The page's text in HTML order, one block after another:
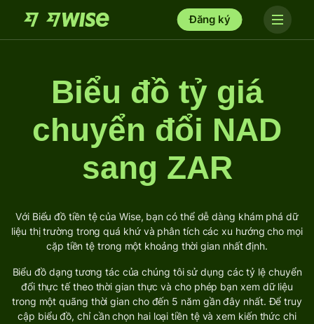
Đăng ký
Biểu đồ tỷ giá
chuyển đổi NAD
sang ZAR
Với Biểu đồ tiền tệ của Wise, bạn có thể dễ dàng khám phá dữ
liệu thị trường trong quá khứ và phân tích các xu hướng cho mọi
cặp tiền tệ trong một khoảng thời gian nhất định.
Biểu đồ dạng tương tác của chúng tôi sử dụng các tỷ lệ chuyển
đổi thực tế theo thời gian thực và cho phép bạn xem dữ liệu
trong một quãng thời gian cho đến 5 năm gần đây nhất. Để truy
cập biểu đồ, chỉ cần chọn hai loại tiền tệ và xem kiến thức chi